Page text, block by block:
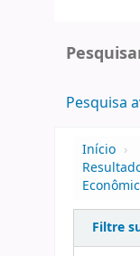
Pesquisa
Início ›
Filtre